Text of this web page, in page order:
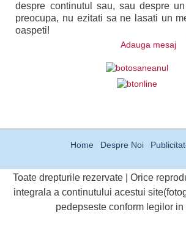
despre continutul sau, sau despre
preocupa, nu ezitati sa ne lasati un
oaspeti!
Adauga mesaj
Home Despre Noi
Toate drepturile rezervate | Orice
integrala a continutului acestui
pedepseste conform legilor